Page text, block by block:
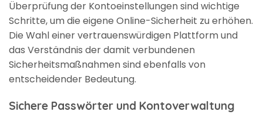
Überprüfung der Kontoeinstellungen sind wichtige
Schritte, um die eigene Online-Sicherheit zu erhöhen.
Die Wahl einer vertrauenswürdigen Plattform und
das Verständnis der damit verbundenen
Sicherheitsmaßnahmen sind ebenfalls von
entscheidender Bedeutung.
Sichere Passwörter und Kontoverwaltung